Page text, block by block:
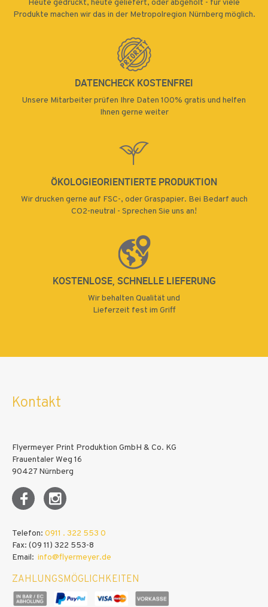
Heute gedruckt, heute geliefert, oder abgeholt - für viele
Produkte machen wir das in der Metropolregion Nürnberg möglich.
DATENCHECK KOSTENFREI
Unsere Mitarbeiter prüfen Ihre Daten 100% gratis und helfen
Ihnen gerne weiter
ÖKOLOGIEORIENTIERTE PRODUKTION
Wir drucken gerne auf FSC-, oder Graspapier. Bei Bedarf auch
CO2-neutral - Sprechen Sie uns an!
KOSTENLOSE, SCHNELLE LIEFERUNG
Wir behalten Qualität und
Lieferzeit fest im Griff
Kontakt
Flyermeyer Print Produktion GmbH & Co. KG
Frauentaler Weg 16
90427 Nürnberg
Telefon: 0911 . 322 553 0
Fax: (09 11) 322 553-8
Email: info@flyermeyer.de
ZAHLUNGSMÖGLICHKEITEN